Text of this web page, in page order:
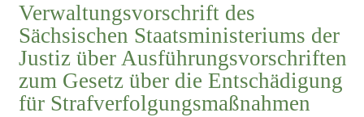
Verwaltungsvorschrift des
Sächsischen Staatsministeriums der
Justiz über Ausführungsvorschriften
zum Gesetz über die Entschädigung
für Strafverfolgungsmaßnahmen